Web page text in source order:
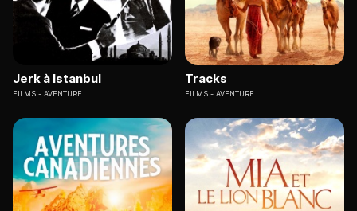
Jerk à Istanbul
FILMS AVENTURE
Tracks
FILMS AVENTURE